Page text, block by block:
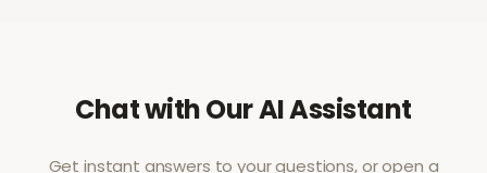
Chat with Our AI Assistant
Get instant answers to your questions, or open a